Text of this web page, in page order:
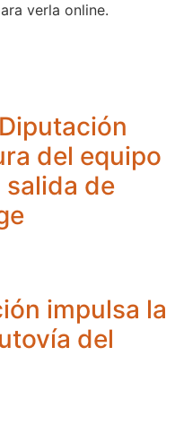
verla online.
del equipo
salida de
impulsa la
del